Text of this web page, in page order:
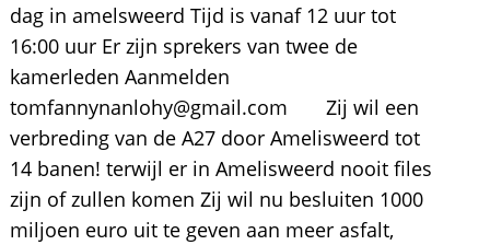
dag in amelsweerd Tijd is vanaf 12 uur tot
16:00 uur Er zijn sprekers van twee de
kamerleden Aanmelden
tomfannynanlohy@gmail.com Zij wil een
verbreding van de A27 door Amelisweerd tot
14 banen! terwijl er in Amelisweerd nooit files
zijn of zullen komen Zij wil nu besluiten 1000
miljoen euro uit te geven aan meer asfalt,